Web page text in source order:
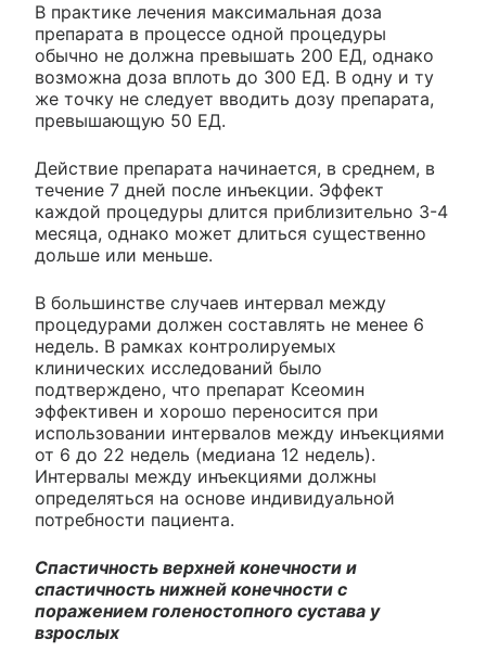
В практике лечения максимальная доза
препарата в процессе одной процедуры
обычно не должна превышать 200 ЕД, однако
возможна доза вплоть до 300 ЕД. В одну и ту
же точку не следует вводить дозу препарата,
превышающую 50 ЕД.
Действие препарата начинается, в среднем, в
течение 7 дней после инъекции. Эффект
каждой процедуры длится приблизительно 3-4
месяца, однако может длиться существенно
дольше или меньше.
В большинстве случаев интервал между
процедурами должен составлять не менее 6
недель. В рамках контролируемых
клинических исследований было
подтверждено, что препарат Ксеомин
эффективен и хорошо переносится при
использовании интервалов между инъекциями
от 6 до 22 недель (медиана 12 недель).
Интервалы между инъекциями должны
определяться на основе индивидуальной
потребности пациента.
Спастичность верхней конечности и
спастичность нижней конечности с
поражением голеностопного сустава у
взрослых